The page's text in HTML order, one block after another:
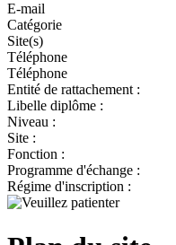
E-mail
Catégorie
Site(s)
Téléphone
Téléphone
Entité de rattachement :
Libelle diplôme :
Niveau :
Site :
Fonction :
Programme d'échange :
Régime d'inscription :